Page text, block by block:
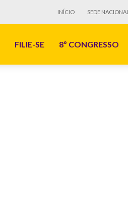
INÍCIO SEDE NACIONAL
FILIE-SE 8º CONGRESSO